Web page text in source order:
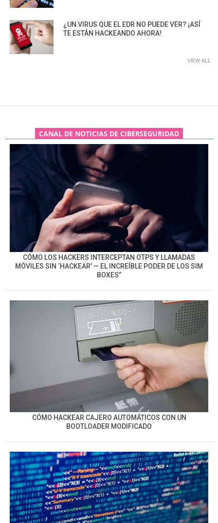
¿UN VIRUS QUE EL EDR NO PUEDE VER? ¡ASÍ
TE ESTÁN HACKEANDO AHORA!
VIEW ALL
CANAL DE NOTICIAS DE CIBERSEGURIDAD
CÓMO LOS HACKERS INTERCEPTAN OTPS Y LLAMADAS
MÓVILES SIN ‘HACKEAR’ — EL INCREÍBLE PODER DE LOS SIM
BOXES”
CÓMO HACKEAR CAJERO AUTOMÁTICOS CON UN
BOOTLOADER MODIFICADO